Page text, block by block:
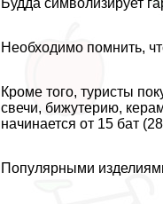
Будда символизирует
Необходимо помнить,
Кроме того, туристы
свечи, бижутерию,
начинается от 15 бат
Популярными